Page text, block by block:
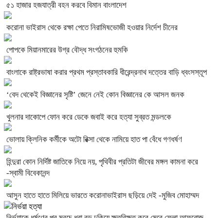
৫১ হাজার হজযাত্রী বহন করবে বিমান বাংলাদেশ
করোনা ভাইরাস থেকে রক্ষা পেতে নিরামিষভোজী হওয়ার নির্দেশ চীনের
পোপকে মিয়ানমারের উগ্র বৌদ্ধ সংগঠনের হুমকি
বাংলাকে রাষ্ট্রভাষা করার প্রথম প্রস্তাবকারি ধীরেন্দ্রনাথ দত্তের বাড়ি ধ্বংসস্তূপ
‘বেদ থেকেই বিজ্ঞানের সৃষ্টি’ জেনে নেই কোন বিজ্ঞানের কে আসল জনক
খুলনার দাকোপে ফোন করে ডেকে জবাই করে হত্যা সুব্রত মন্ডলকে
ভোলায় ক্লিনিক কর্মীকে অটো রিক্সা থেকে নামিয়ে হাত পা বেঁধে গণধর্ষণ
হিন্দুরা কোন নির্দিষ্ট জাতিকে নিয়ে নয়, পৃথিবীর প্রতিটা জীবের মঙ্গল কামনা করে
-স্বামী বিবেকানন্দ
আসুন হাতে হাতে মিলিয়ে ভারতে করোনাভাইরাস ছড়িয়ে দেই -মুজিব মোহাম্মদ